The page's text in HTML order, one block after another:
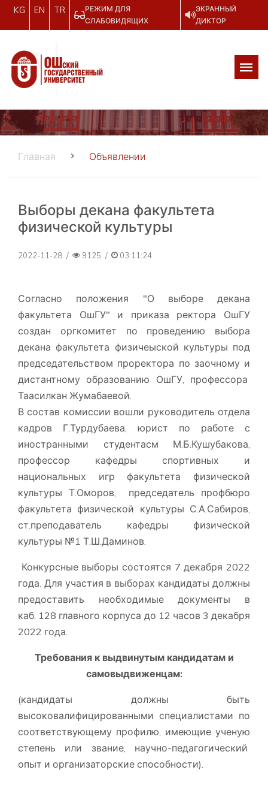
KG EN TR
РЕЖИМ ДЛЯ
СЛАБОВИДЯЩИХ
ЭКРАННЫЙ
ДИКТОР
Главная Объявлении
Выборы декана факультета
физической культуры
2022-11-28 / 9125 / 03:11:24
Согласно положения "О выборе декана
факультета ОшГУ" и приказа ректора ОшГУ
создан оргкомитет по проведению выбора
декана факультета физичеыской культуры под
председательством проректора по заочному и
дистантному образованию ОшГУ, профессора
Таасилкан Жумабаевой.
В состав комиссии вошли руководитель отдела
кадров Г.Турдубаева, юрист по работе с
иностранными студентасм М.Б.Кушубакова,
профессор кафедры спортивных и
национальных игр факультета физической
культуры Т.Оморов, председатель профбюро
факультета физической культуры С.А.Сабиров,
ст.преподаватель кафедры физической
культуры №1 Т.Ш.Даминов.
Конкурсные выборы состоятся 7 декабря 2022
года. Для участия в выборах кандидаты должны
предоставить необходимые документы в
каб. 128 главного корпуса до 12 часов 3 декабря
2022 года.
Требования к выдвинутым кандидатам и
самовыдвиженцам:
(кандидаты должны быть
высоковалифицированными специалистами по
соответствующему профилю, имеющие ученую
степень или звание, научно-педагогический
опыт и организаторские способности).